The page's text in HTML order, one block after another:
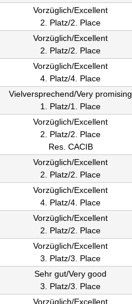
Vorzüglich/Excellent
2. Platz/2. Place
Vorzüglich/Excellent
2. Platz/2. Place
Vorzüglich/Excellent
4. Platz/4. Place
Vielversprechend/Very promising
1. Platz/1. Place
Vorzüglich/Excellent
2. Platz/2. Place
Res. CACIB
Vorzüglich/Excellent
2. Platz/2. Place
Vorzüglich/Excellent
4. Platz/4. Place
Vorzüglich/Excellent
2. Platz/2. Place
Vorzüglich/Excellent
3. Platz/3. Place
Sehr gut/Very good
3. Platz/3. Place
Vorzüglich/Excellent